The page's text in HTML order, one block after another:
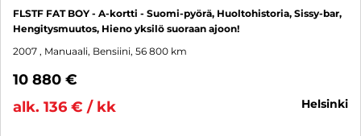
FLSTF FAT BOY - A-kortti - Suomi-pyörä, Huoltohistoria, Sissy-bar,
Hengitysmuutos, Hieno yksilö suoraan ajoon!
2007 , Manuaali, Bensiini, 56 800 km
10 880 €
alk. 136 € / kk
helsinki